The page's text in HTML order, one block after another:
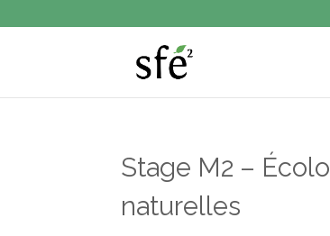
Stage M2 –
naturelles